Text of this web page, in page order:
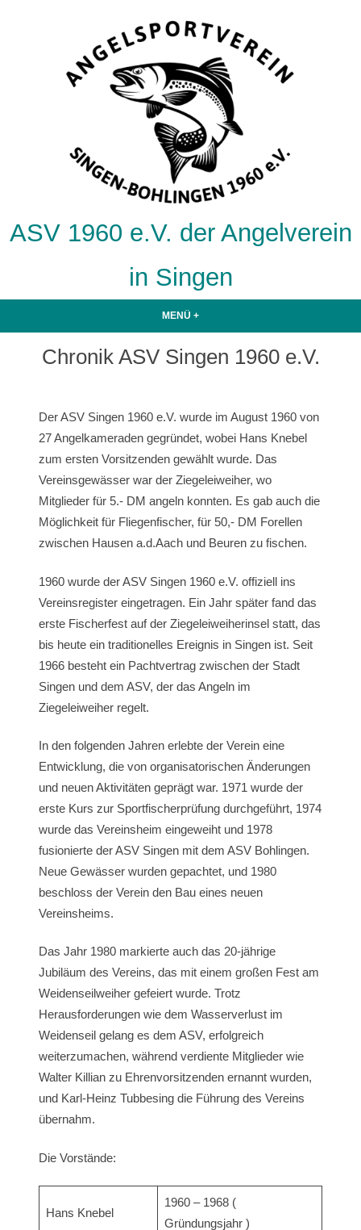
ASV 1960 e.V. der Angelverein
in Singen
MENÜ +
Chronik ASV Singen 1960 e.V.
Der ASV Singen 1960 e.V. wurde im August 1960 von
27 Angelkameraden gegründet, wobei Hans Knebel
zum ersten Vorsitzenden gewählt wurde. Das
Vereinsgewässer war der Ziegeleiweiher, wo
Mitglieder für 5.- DM angeln konnten. Es gab auch die
Möglichkeit für Fliegenfischer, für 50,- DM Forellen
zwischen Hausen a.d.Aach und Beuren zu fischen.
1960 wurde der ASV Singen 1960 e.V. offiziell ins
Vereinsregister eingetragen. Ein Jahr später fand das
erste Fischerfest auf der Ziegeleiweiherinsel statt, das
bis heute ein traditionelles Ereignis in Singen ist. Seit
1966 besteht ein Pachtvertrag zwischen der Stadt
Singen und dem ASV, der das Angeln im
Ziegeleiweiher regelt.
In den folgenden Jahren erlebte der Verein eine
Entwicklung, die von organisatorischen Änderungen
und neuen Aktivitäten geprägt war. 1971 wurde der
erste Kurs zur Sportfischerprüfung durchgeführt, 1974
wurde das Vereinsheim eingeweiht und 1978
fusionierte der ASV Singen mit dem ASV Bohlingen.
Neue Gewässer wurden gepachtet, und 1980
beschloss der Verein den Bau eines neuen
Vereinsheims.
Das Jahr 1980 markierte auch das 20-jährige
Jubiläum des Vereins, das mit einem großen Fest am
Weidenseilweiher gefeiert wurde. Trotz
Herausforderungen wie dem Wasserverlust im
Weidenseil gelang es dem ASV, erfolgreich
weiterzumachen, während verdiente Mitglieder wie
Walter Killian zu Ehrenvorsitzenden ernannt wurden,
und Karl-Heinz Tubbesing die Führung des Vereins
übernahm.
Die Vorstände:
Hans Knebel
1960 – 1968 (
Gründungsjahr )